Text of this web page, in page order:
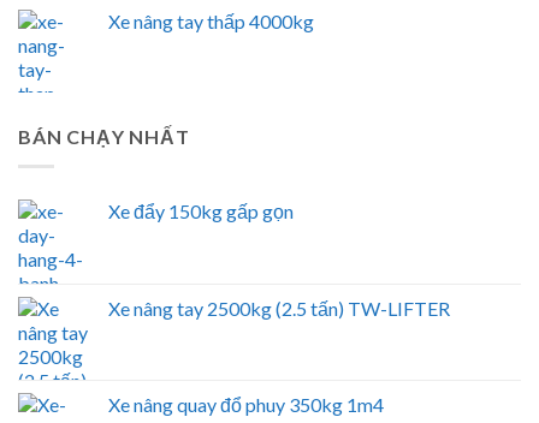
Xe nâng tay thấp 4000kg
BÁN CHẠY NHẤT
Xe đẩy 150kg gấp gọn
Xe nâng tay 2500kg (2.5 tấn) TW-LIFTER
Xe nâng quay đổ phuy 350kg 1m4